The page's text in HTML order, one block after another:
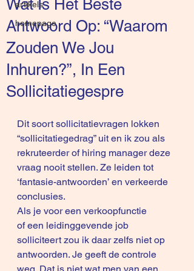
artikels
homepage
Wat Is Het Beste
Antwoord Op: “Waarom
Zouden We Jou
Inhuren?”, In Een
Sollicitatiegespre
Dit soort sollicitatievragen lokken
“sollicitatiegedrag” uit en ik zou als
rekruteerder of hiring manager deze
vraag nooit stellen. Ze leiden tot
‘fantasie-antwoorden’ en verkeerde
conclusies.
Als je voor een verkoopfunctie
of een leidinggevende job
solliciteert zou ik daar zelfs niet op
antwoorden. Je geeft de controle